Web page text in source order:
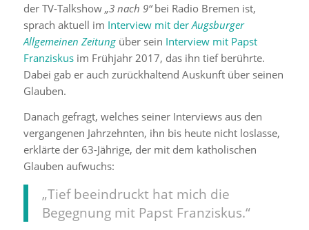
der TV-Talkshow„3 nach 9“bei Radio Bremen ist,
sprach aktuell im Interview mit derAugsburger
Allgemeinen Zeitungüber sein Interview mit Papst
Franziskusim Frühjahr 2017, das ihn tief berührte.
Dabei gab er auch zurückhaltend Auskunft über seinen
Glauben.
Danach gefragt, welches seiner Interviews aus den
vergangenen Jahrzehnten, ihn bis heute nicht loslasse,
erklärte der 63-Jährige, der mit dem katholischen
Glauben aufwuchs:
„Tief beeindruckt hat mich die
Begegnung mit Papst Franziskus.“